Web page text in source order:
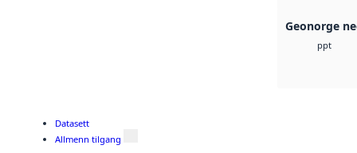
Geonorge
ppt
Datasett
Allmenn tilgang